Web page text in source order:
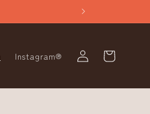
Instagram®
Log
in
Cart